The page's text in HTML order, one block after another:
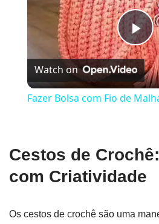
Watch on
Fazer Bolsa com Fio de
Cestos de
com Criatividade
Os cestos de crochê são uma